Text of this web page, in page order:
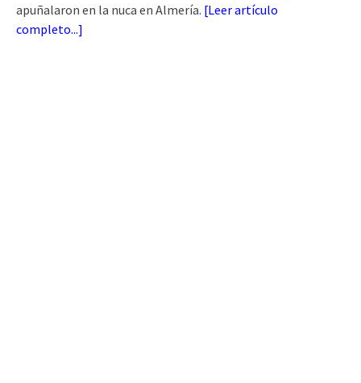
apuñalaron en la nuca en Almería. [Leer artículo
completo...]